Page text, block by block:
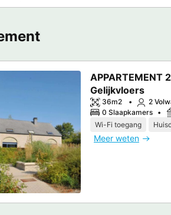
APPARTEMENT
Gelijkvloers
36m2
2
0 Slaapkamers
Wi-Fi toegang
Meer weten